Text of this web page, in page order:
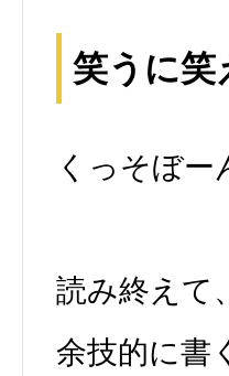
笑うに笑
くっそぼー
読み終えて
余技的に書